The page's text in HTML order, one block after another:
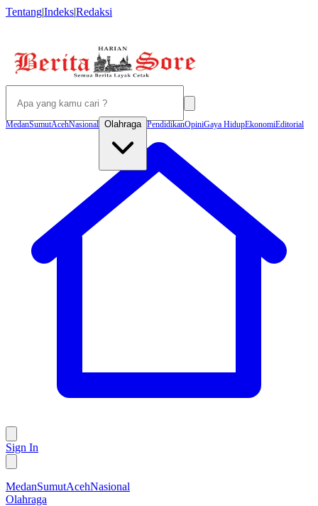
Tentang|Indeks|Redaksi
MedanSumutAcehNasional Olahraga PendidikanOpiniGaya HidupEkonomiEditorial
Sign In
MedanSumutAcehNasional
Olahraga